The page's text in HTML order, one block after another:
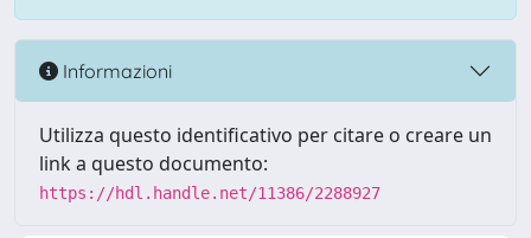
Informazioni
Utilizza questo identificativo per citare o creare un
link a questo documento:
https://hdl.handle.net/11386/2288927